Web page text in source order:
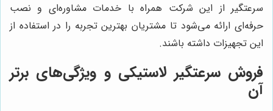
سرعتگیر از این شرکت همراه با خدمات مشاوره‌ای و نصب
حرفه‌ای ارائه می‌شود تا مشتریان بهترین تجربه را در استفاده از
این تجهیزات داشته باشند.
فروش سرعتگیر لاستیکی و ویژگی‌های برتر
آن